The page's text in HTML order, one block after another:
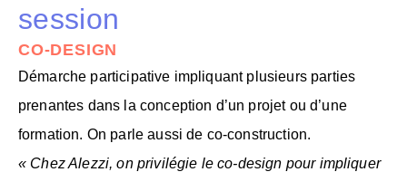
session
CO-DESIGN
Démarche participative impliquant plusieurs parties
prenantes dans la conception d’un projet ou d’une
formation. On parle aussi de co-construction.
« Chez Alezzi, on privilégie le co-design pour impliquer